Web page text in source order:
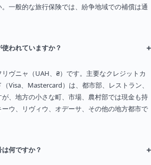
一般的な旅行保険では、紛争地域での補償は通
われていますか？ +
ヴニャ（UAH、₴）です。主要なクレジットカ
Visa、Mastercard）は、都市部、レストラン、
、地方の小さな町、市場、農村部では現金も持
ウ、リヴィウ、オデーサ、その他の地方都市で
何ですか？ +